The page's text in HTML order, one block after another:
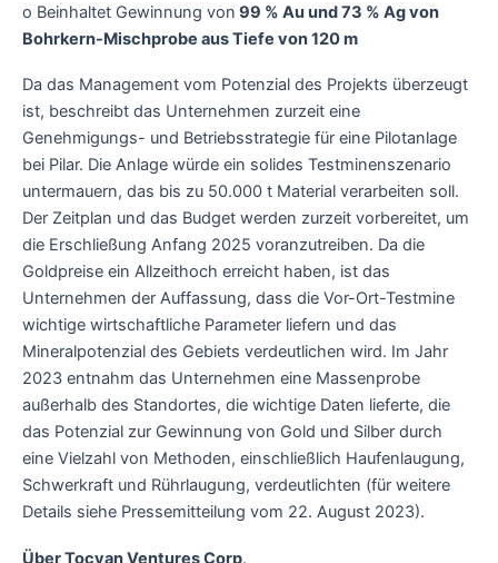
o Beinhaltet Gewinnung von 99 % Au und 73 % Ag von
Bohrkern-Mischprobe aus Tiefe von 120 m
Da das Management vom Potenzial des Projekts überzeugt
ist, beschreibt das Unternehmen zurzeit eine
Genehmigungs- und Betriebsstrategie für eine Pilotanlage
bei Pilar. Die Anlage würde ein solides Testminenszenario
untermauern, das bis zu 50.000 t Material verarbeiten soll.
Der Zeitplan und das Budget werden zurzeit vorbereitet, um
die Erschließung Anfang 2025 voranzutreiben. Da die
Goldpreise ein Allzeithoch erreicht haben, ist das
Unternehmen der Auffassung, dass die Vor-Ort-Testmine
wichtige wirtschaftliche Parameter liefern und das
Mineralpotenzial des Gebiets verdeutlichen wird. Im Jahr
2023 entnahm das Unternehmen eine Massenprobe
außerhalb des Standortes, die wichtige Daten lieferte, die
das Potenzial zur Gewinnung von Gold und Silber durch
eine Vielzahl von Methoden, einschließlich Haufenlaugung,
Schwerkraft und Rührlaugung, verdeutlichten (für weitere
Details siehe Pressemitteilung vom 22. August 2023).
Über Tocvan Ventures Corp.